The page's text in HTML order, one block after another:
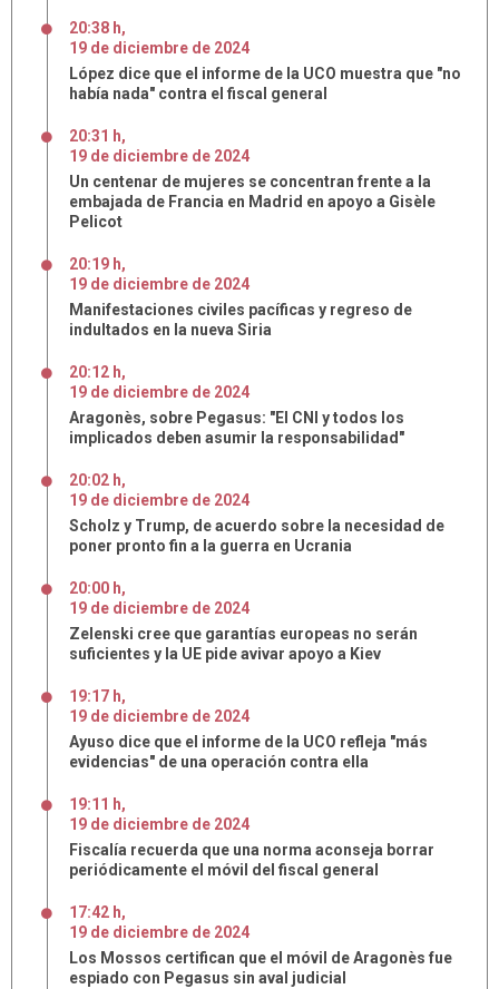
20:38 h,
19 de diciembre de 2024
López dice que el informe de la UCO muestra que "no
había nada" contra el fiscal general
20:31 h,
19 de diciembre de 2024
Un centenar de mujeres se concentran frente a la
embajada de Francia en Madrid en apoyo a Gisèle
Pelicot
20:19 h,
19 de diciembre de 2024
Manifestaciones civiles pacíficas y regreso de
indultados en la nueva Siria
20:12 h,
19 de diciembre de 2024
Aragonès, sobre Pegasus: "El CNI y todos los
implicados deben asumir la responsabilidad"
20:02 h,
19 de diciembre de 2024
Scholz y Trump, de acuerdo sobre la necesidad de
poner pronto fin a la guerra en Ucrania
20:00 h,
19 de diciembre de 2024
Zelenski cree que garantías europeas no serán
suficientes y la UE pide avivar apoyo a Kiev
19:17 h,
19 de diciembre de 2024
Ayuso dice que el informe de la UCO refleja "más
evidencias" de una operación contra ella
19:11 h,
19 de diciembre de 2024
Fiscalía recuerda que una norma aconseja borrar
periódicamente el móvil del fiscal general
17:42 h,
19 de diciembre de 2024
Los Mossos certifican que el móvil de Aragonès fue
espiado con Pegasus sin aval judicial